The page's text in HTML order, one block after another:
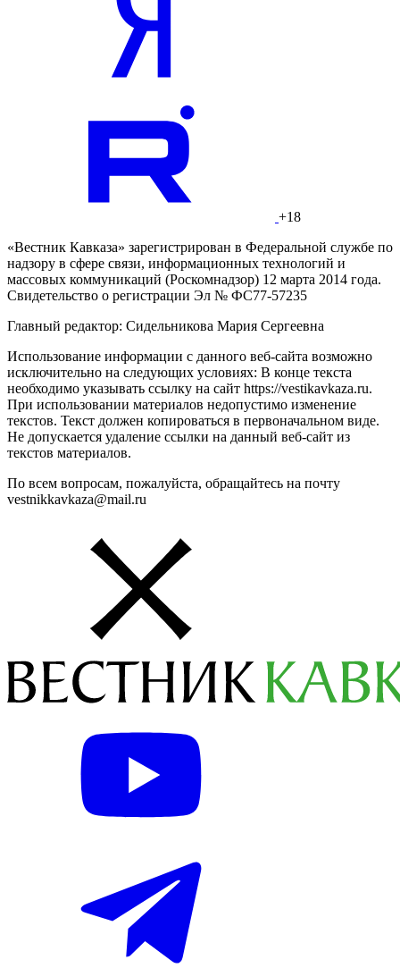
+18
«Вестник Кавказа» зарегистрирован в Федеральной службе по
надзору в сфере связи, информационных технологий и
массовых коммуникаций (Роскомнадзор) 12 марта 2014 года.
Свидетельство о регистрации Эл № ФС77-57235
Главный редактор: Сидельникова Мария Сергеевна
Использование информации с данного веб-сайта возможно
исключительно на следующих условиях: В конце текста
необходимо указывать ссылку на сайт https://vestikavkaza.ru.
При использовании материалов недопустимо изменение
текстов. Текст должен копироваться в первоначальном виде.
Не допускается удаление ссылки на данный веб-сайт из
текстов материалов.
По всем вопросам, пожалуйста, обращайтесь на почту
vestnikkavkaza@mail.ru